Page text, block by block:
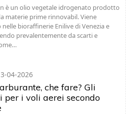
è un olio vegetale idrogenato prodotto
materie prime rinnovabil. Viene
nelle bioraffinerie Enilive di Venezia e
prevalentemente da scarti e
04-2026
che fare? Gli
per i voli aerei secondo